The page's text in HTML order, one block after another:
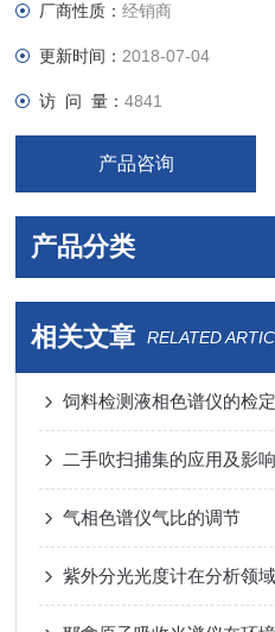
厂商性质：经销商
更新时间： 2018-07-04
访 问 量：4841
产品咨询
产品分类
相关文章 RELATED
饲料检测液相色谱仪的检
二手吹扫捕集的应用及影
气相色谱仪气比的调节
紫外分光光度计在分析领